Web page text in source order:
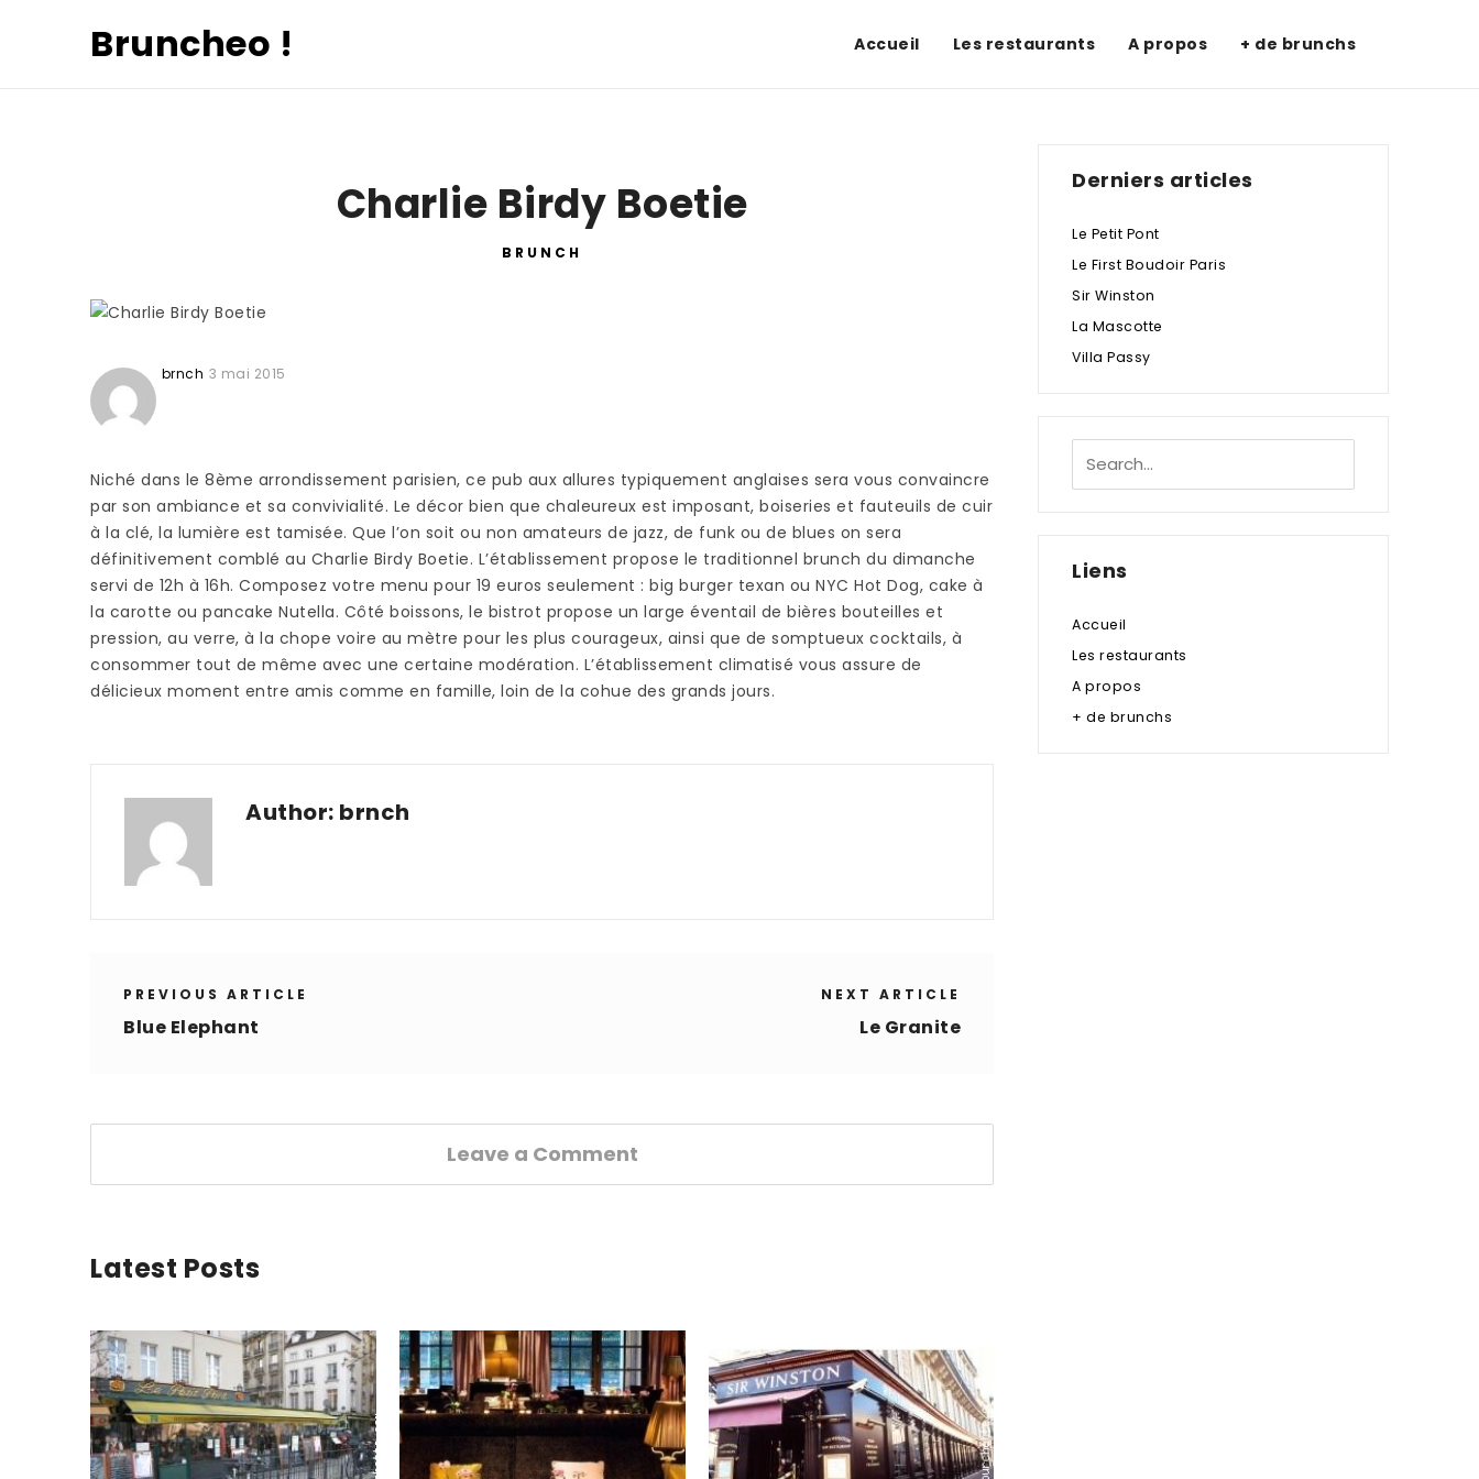
Bruncheo ! Accueil Les restaurants A propos + de brunchs
Charlie Birdy Boetie
BRUNCH
brnch 3 mai 2015
Niché dans le 8ème arrondissement parisien, ce pub aux allures typiquement anglaises sera vous convaincre
par son ambiance et sa convivialité. Le décor bien que chaleureux est imposant, boiseries et fauteuils de cuir
à la clé, la lumière est tamisée. Que l’on soit ou non amateurs de jazz, de funk ou de blues on sera
définitivement comblé au Charlie Birdy Boetie. L’établissement propose le traditionnel brunch du dimanche
servi de 12h à 16h. Composez votre menu pour 19 euros seulement : big burger texan ou NYC Hot Dog, cake à
la carotte ou pancake Nutella. Côté boissons, le bistrot propose un large éventail de bières bouteilles et
pression, au verre, à la chope voire au mètre pour les plus courageux, ainsi que de somptueux cocktails, à
consommer tout de même avec une certaine modération. L’établissement climatisé vous assure de
délicieux moment entre amis comme en famille, loin de la cohue des grands jours.
Author: brnch
PREVIOUS ARTICLE
Blue Elephant
NEXT ARTICLE
Le Granite
Leave a Comment
Latest Posts
Derniers articles
Le Petit Pont
Le First Boudoir Paris
Sir Winston
La Mascotte
Villa Passy
Liens
Accueil
Les restaurants
A propos
+ de brunchs